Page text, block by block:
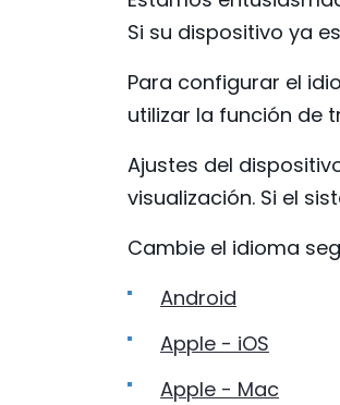
Si su dispositivo ya
Para configurar el
utilizar la función de
Ajustes del
visualización. Si el
Cambie el idioma
Android
Apple - iOS
Apple - Mac